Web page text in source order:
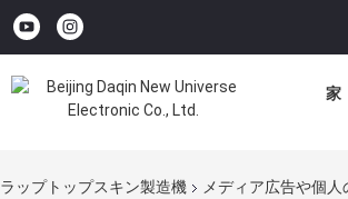
家
ラップトップスキン製造機 メディア広告や個